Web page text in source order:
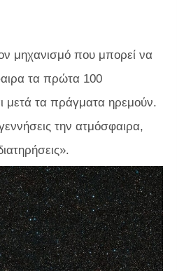
μηχανισμό που μπορεί να
τα πρώτα 100
μετά τα πράγματα ηρεμούν.
την ατμόσφαιρα,